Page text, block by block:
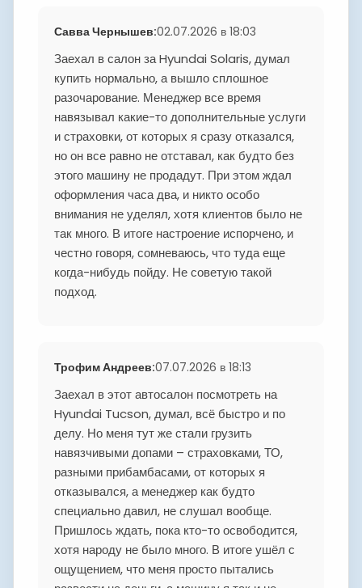
Савва Чернышев:02.07.2026 в 18:03
Заехал в салон за Hyundai Solaris, думал
купить нормально, а вышло сплошное
разочарование. Менеджер все время
навязывал какие-то дополнительные услуги
и страховки, от которых я сразу отказался,
но он все равно не отставал, как будто без
этого машину не продадут. При этом ждал
оформления часа два, и никто особо
внимания не уделял, хотя клиентов было не
так много. В итоге настроение испорчено, и
честно говоря, сомневаюсь, что туда еще
когда-нибудь пойду. Не советую такой
подход.
Трофим Андреев:07.07.2026 в 18:13
Заехал в этот автосалон посмотреть на
Hyundai Tucson, думал, всё быстро и по
делу. Но меня тут же стали грузить
навязчивыми допами – страховками, ТО,
разными прибамбасами, от которых я
отказывался, а менеджер как будто
специально давил, не слушал вообще.
Пришлось ждать, пока кто-то освободится,
хотя народу не было много. В итоге ушёл с
ощущением, что меня просто пытались